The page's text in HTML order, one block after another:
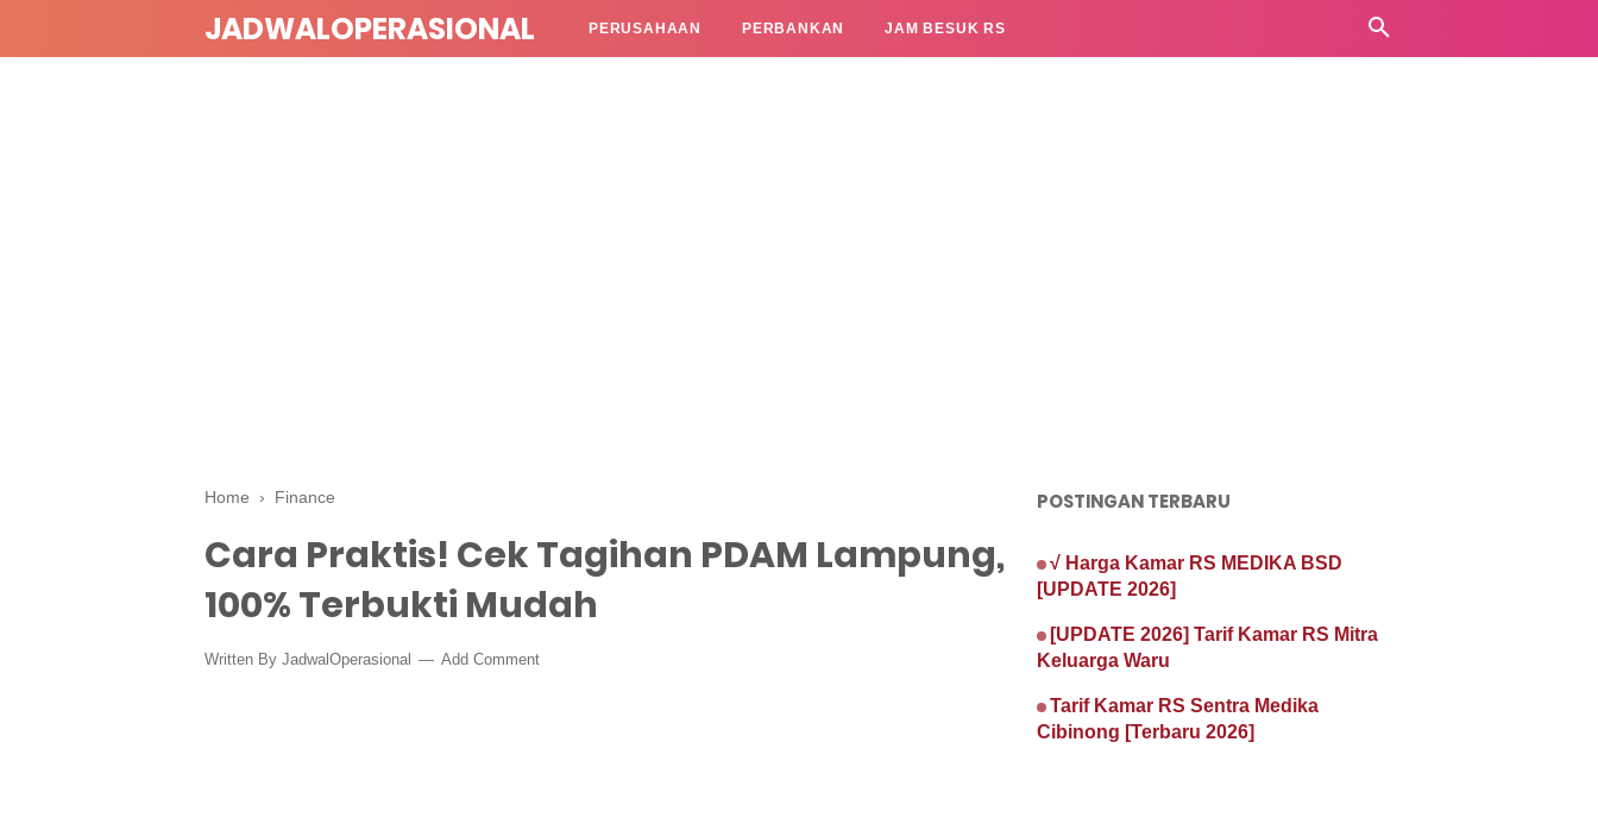
JADWALOPERASIONAL PERUSAHAAN PERBANKAN JAM BESUK RS
Home › Finance
Cara Praktis! Cek Tagihan PDAM Lampung,
100% Terbukti Mudah
Written By JadwalOperasional Add Comment
POSTINGAN TERBARU
√ Harga Kamar RS MEDIKA BSD
[UPDATE 2026]
[UPDATE 2026] Tarif Kamar RS Mitra
Keluarga Waru
Tarif Kamar RS Sentra Medika
Cibinong [Terbaru 2026]